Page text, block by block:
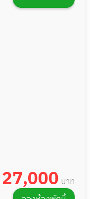
27,000 บาท